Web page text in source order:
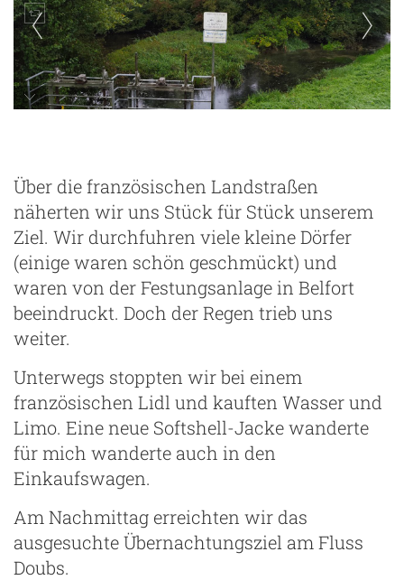
Über die französischen Landstraßen
näherten wir uns Stück für Stück unserem
Ziel. Wir durchfuhren viele kleine Dörfer
(einige waren schön geschmückt) und
waren von der Festungsanlage in Belfort
beeindruckt. Doch der Regen trieb uns
weiter.
Unterwegs stoppten wir bei einem
französischen Lidl und kauften Wasser und
Limo. Eine neue Softshell-Jacke wanderte
für mich wanderte auch in den
Einkaufswagen.
Am Nachmittag erreichten wir das
ausgesuchte Übernachtungsziel am Fluss
Doubs.